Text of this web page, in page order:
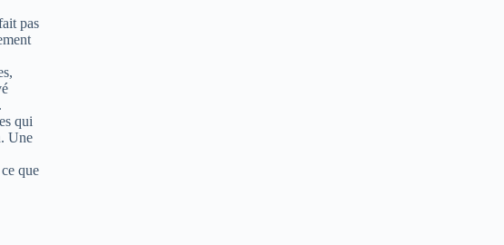
pas
qui
Une
que